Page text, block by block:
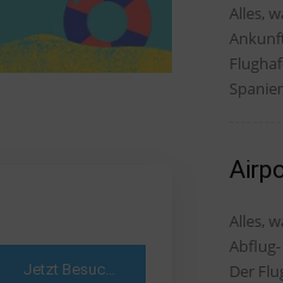
Alles, was Sie
Alles,
Der